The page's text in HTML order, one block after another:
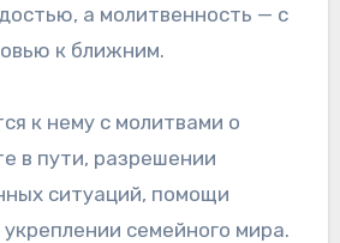
а молитвенность — с
к ближним.
к нему с молитвами о
в пути, разрешении
ситуаций, помощи
семейного мира.